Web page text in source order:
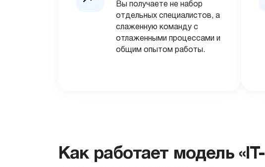
Вы получаете не набор
отдельных специалистов, а
слаженную команду с
отлаженными процессами и
общим опытом работы.
Как работает модель «IT-